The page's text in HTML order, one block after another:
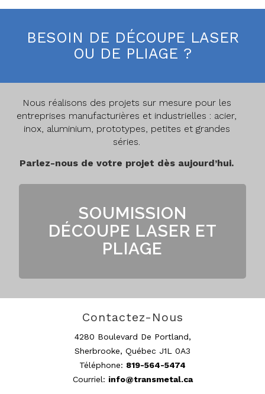
BESOIN DE DÉCOUPE LASER
OU DE PLIAGE ?
Nous réalisons des projets sur mesure pour les
entreprises manufacturières et industrielles : acier,
inox, aluminium, prototypes, petites et grandes
séries.
Parlez-nous de votre projet dès aujourd’hui.
SOUMISSION
DÉCOUPE LASER ET
PLIAGE
Contactez-Nous
4280 Boulevard De Portland,
Sherbrooke, Québec J1L 0A3
Téléphone: 819-564-5474
Courriel: info@transmetal.ca